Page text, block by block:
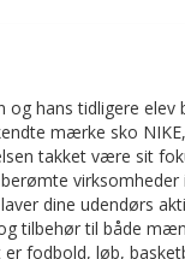
hans tidligere elev
mærke sko
takket være sit
dine udendørs
tilbehør til både
fodbold, løb,